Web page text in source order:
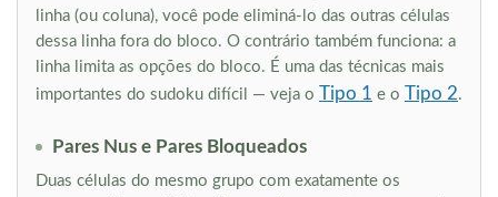
linha (ou coluna), você pode eliminá-lo das outras células
dessa linha fora do bloco. O contrário também funciona: a
linha limita as opções do bloco. É uma das técnicas mais
importantes do sudoku difícil — veja o Tipo 1 e o Tipo 2.
Pares Nus e Pares Bloqueados
Duas células do mesmo grupo com exatamente os